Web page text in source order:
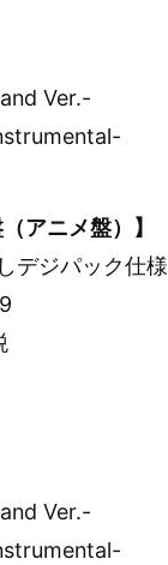
Ver.-
アニメ盤）】
デジパック仕様
Ver.-